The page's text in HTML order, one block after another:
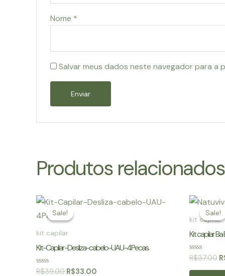
Nome *
Salvar meus dados neste navegador para a
Produtos relacionados
Sale!
Sale!
kit capilar
Kit-Capilar-Desliza-cabelo-UAU-4Pecas.
Avaliação
R$39.00 O
R$33.00
Sale!
Sale!
kit capilar
Kit capilar Ba
Avaliação
de
R$37.00 O